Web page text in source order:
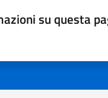
su questa